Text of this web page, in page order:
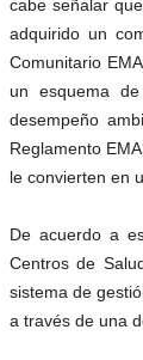
cabe señalar
adquirido un
Comunitario
un esquema
desempeño
Reglamento
le convierten en
De acuerdo a
Centros de
sistema de
a través de una